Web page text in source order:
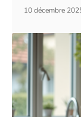
10 décembre